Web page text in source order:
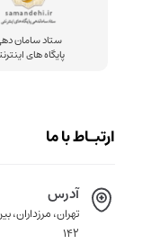
ستاد سامان
پایگاه های
ارتبـاط با ما
آدرس
تهران، مرزداران،
142